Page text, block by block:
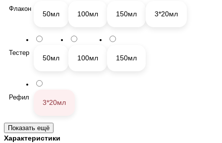
Флакон
50мл 100мл 150мл 3*20мл
Тестер
50мл 100мл 150мл
Рефил
3*20мл
Другое
Показать ещё
Характеристики